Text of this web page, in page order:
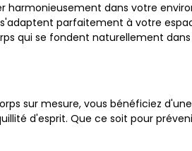
harmonieusement dans votre
parfaitement à votre
qui se fondent naturellement
sur mesure, vous bénéficiez
d'esprit. Que ce soit pour